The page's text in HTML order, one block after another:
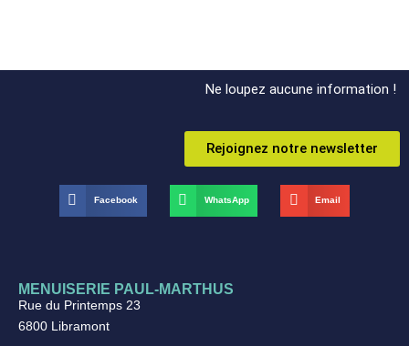
Ne loupez aucune information !
Rejoignez notre newsletter
Facebook WhatsApp Email
MENUISERIE PAUL-MARTHUS
Rue du Printemps 23
6800 Libramont